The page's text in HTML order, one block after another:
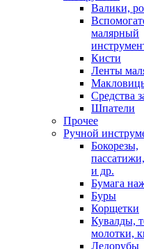
Валики,
малярный
Кисти
Ленты
Средства
Шпатели
Прочее
Ручной
Бокорезы,
и др.
Бумага
Буры
Корщетки
Кувалды,
молотки,
Ледорубы